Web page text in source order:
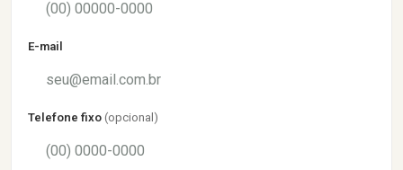
E-mail
Telefone fixo (opcional)